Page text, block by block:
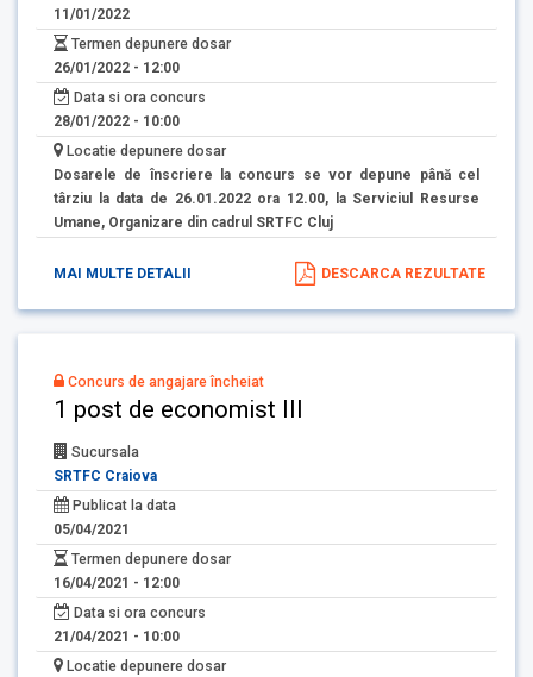
11/01/2022
Termen depunere dosar
26/01/2022 - 12:00
Data si ora concurs
28/01/2022 - 10:00
Locatie depunere dosar
Dosarele de înscriere la concurs se vor depune până cel
târziu la data de 26.01.2022 ora 12.00, la Serviciul Resurse
Umane, Organizare din cadrul SRTFC Cluj
MAI MULTE DETALII DESCARCA REZULTATE
Concurs de angajare încheiat
1 post de economist III
Sucursala
SRTFC Craiova
Publicat la data
05/04/2021
Termen depunere dosar
16/04/2021 - 12:00
Data si ora concurs
21/04/2021 - 10:00
Locatie depunere dosar